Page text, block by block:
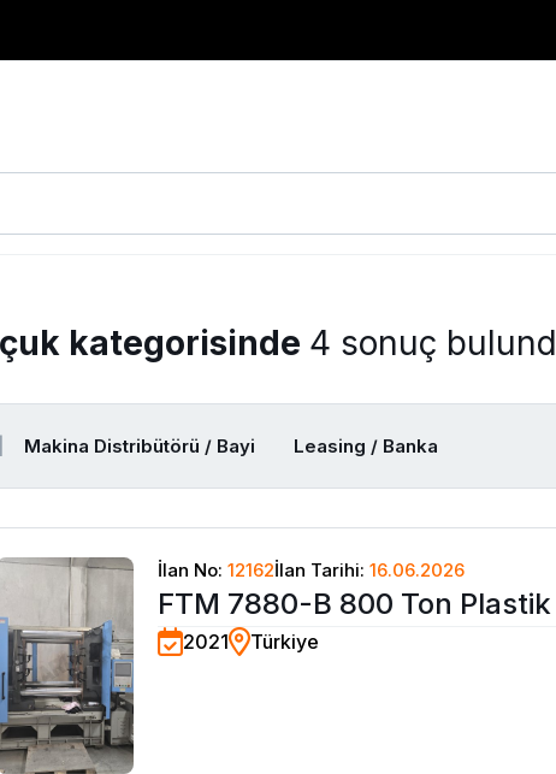
kategorisinde 4 sonuç
Makina Distribütörü / Bayi Leasing / Banka
İlan No:12162İlan Tarihi:16.06.2026
FTM 7880-B 800 Ton
Tezgahı-2021
2021 Türkiye